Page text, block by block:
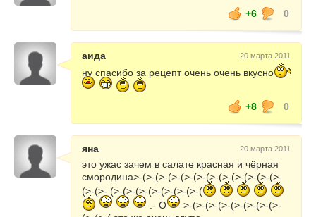
+6 0
аида 20 марта 2011
ну спасибо за рецепт очень очень вкусно
+8 0
яна 20 марта 2011
это ужас зачем в салате красная и чёрная
смородина>-(>-(>-(>-(>-(>-(>-(>-(>-(>-(>-(>-
(>-(>- (>-(>-(>-(>-(>-(>-(>-(
:- O
>-(>-(>-(>-(>-(>-(>-(>-